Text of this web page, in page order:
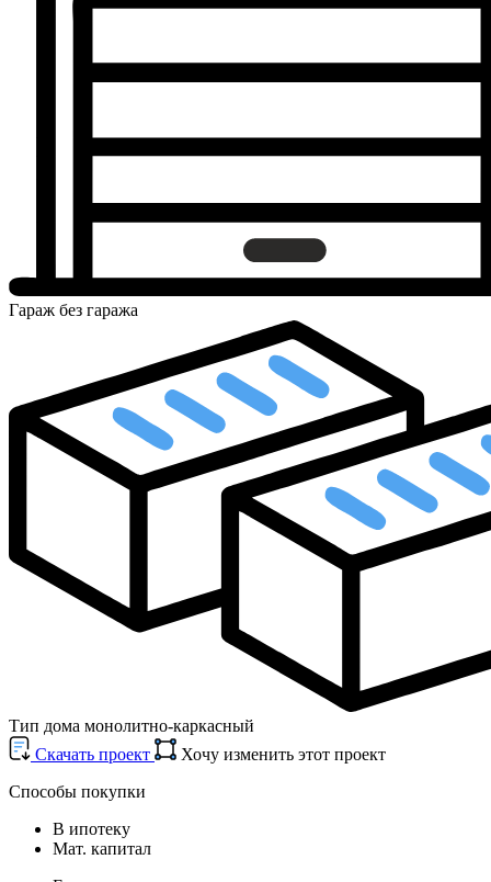
Гараж без гаража
Тип дома монолитно-каркасный
Cкачать проект
Хочу изменить этот проект
Способы покупки
В ипотеку
Мат. капитал